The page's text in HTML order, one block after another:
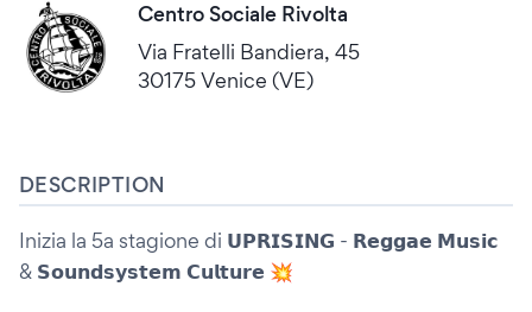
Centro Sociale Rivolta
Via Fratelli Bandiera, 45
30175 Venice (VE)
DESCRIPTION
Inizia la 5a stagione di 𝗨𝗣𝗥𝗜𝗦𝗜𝗡𝗚 - 𝗥𝗲𝗴𝗴𝗮𝗲 𝗠𝘂𝘀𝗶𝗰
& 𝗦𝗼𝘂𝗻𝗱𝘀𝘆𝘀𝘁𝗲𝗺 𝗖𝘂𝗹𝘁𝘂𝗿𝗲 💥